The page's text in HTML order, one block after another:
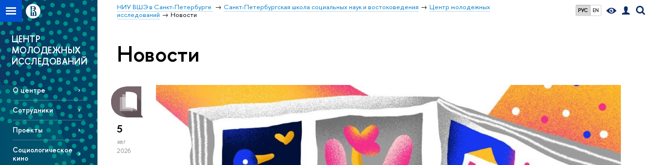
РУС EN
НИУ ВШЭ в Санкт-Петербурге Санкт-Петербургская школа социальных наук и востоковедения
Центр молодежных
исследований
Новости
ЦЕНТР
МОЛОДЕЖНЫХ
ИССЛЕДОВАНИЙ
О центре
Сотрудники
Проекты
Социологическое
кино
Новости
5
авг
2026